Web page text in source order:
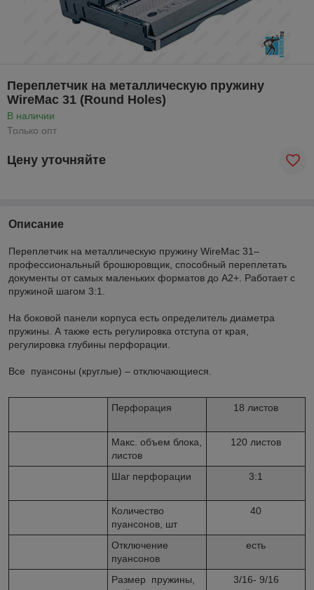
Переплетчик на металлическую пружину
WireMac 31 (Round Holes)
В наличии
Только опт
Цену уточняйте
Описание
Переплетчик на металлическую пружину WireMac 31–
профессиональный брошюровщик, способный переплетать
документы от самых маленьких форматов до А2+. Работает с
пружиной шагом 3:1.
На боковой панели корпуса есть определитель диаметра
пружины. А также есть регулировка отступа от края,
регулировка глубины перфорации.
Все пуансоны (круглые) – отключающиеся.
Перфорация 18 листов
Макс. объем блока,
листов
120 листов
Шаг перфорации 3:1
Количество
пуансонов, шт
40
Отключение
пуансонов
есть
Размер пружины,
3/16- 9/16